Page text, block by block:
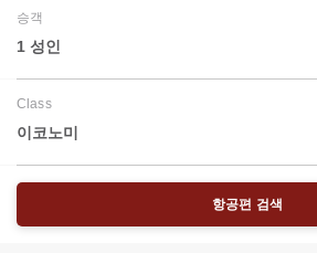
승객
1 성인
Class
이코노미
항공편 검색